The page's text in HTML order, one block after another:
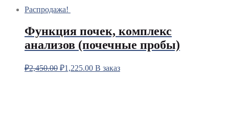
Распродажа!
Функция почек, комплекс
анализов (почечные пробы)
₽2,450.00 ₽1,225.00 В заказ